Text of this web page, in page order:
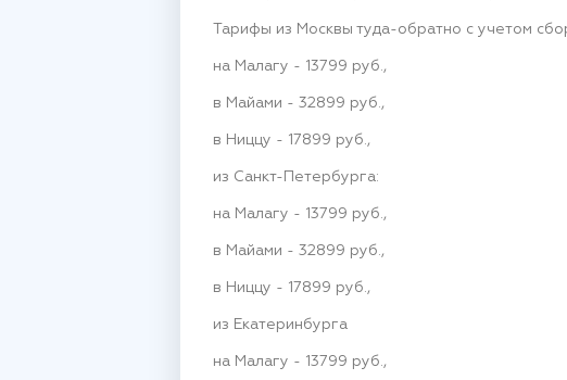
Тарифы из Москвы туда-обратно с учетом
на Малагу - 13799 руб.,
в Майами - 32899 руб.,
в Ниццу - 17899 руб.,
из Санкт-Петербурга:
на Малагу - 13799 руб.,
в Майами - 32899 руб.,
в Ниццу - 17899 руб.,
из Екатеринбурга
на Малагу - 13799 руб.,